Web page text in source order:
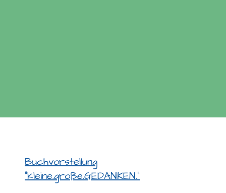
Buchvorstellung
"kleine.große.GEDANKEN."